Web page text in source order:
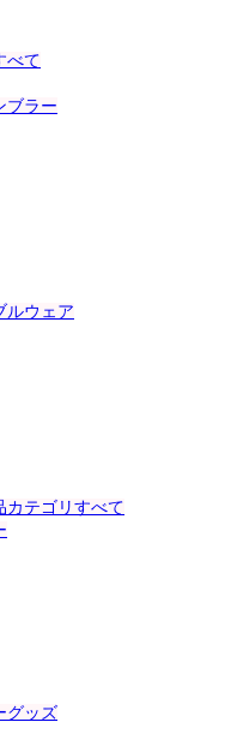
べて
ブラー
ルウェア
カテゴリすべて
グッズ